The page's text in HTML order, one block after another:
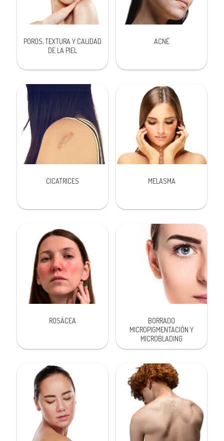
POROS, TEXTURA Y CALIDAD
DE LA PIEL
ACNÉ
CICATRICES MELASMA
ROSÁCEA
BORRADO
MICROPIGMENTACIÓN Y
MICROBLADING